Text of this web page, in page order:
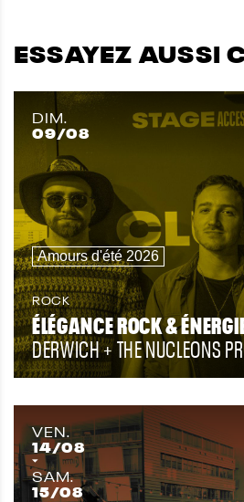
ESSAYEZ AUSSI
DIM.
09/08
Amours d'été 2026
ROCK
ÉLÉGANCE ROCK &
DERWICH + THE NUCLEONS
VEN.
14/08
SAM.
15/08